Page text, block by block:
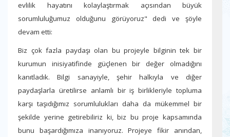
evlilik hayatını kolaylaştırmak açısından büyük
sorumluluğumuz olduğunu görüyoruz" dedi ve şöyle
devam etti:
Biz çok fazla paydaşı olan bu projeyle bilginin tek bir
kurumun inisiyatifinde güçlenen bir değer olmadığını
kanıtladık. Bilgi sanayiyle, şehir halkıyla ve diğer
paydaşlarla üretilirse anlamlı bir iş birlikleriyle topluma
karşı taşıdığımız sorumlulukları daha da mükemmel bir
şekilde yerine getirebiliriz ki, biz bu proje kapsamında
bunu başardığımıza inanıyoruz. Projeye fikir anından,